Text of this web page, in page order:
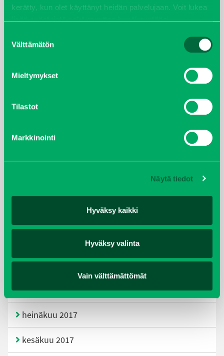
kerätty, kun olet käyttänyt heidän palvelujaan. Voit lukea
lisää evästeistä sekä muuttaa hyväksyntääsievästeet
valinta
Välttämätön
Mieltymykset
Tilastot
Markkinointi
Näytä tiedot
Hyväksy kaikki
Hyväksy valinta
Vain välttämättömät
helmikuu 2022
joulukuu 2021
helmikuu 2020
joulukuu 2019
tammikuu 2018
joulukuu 2017
heinäkuu 2017
kesäkuu 2017